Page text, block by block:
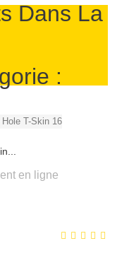
Dans La
:
en ligne